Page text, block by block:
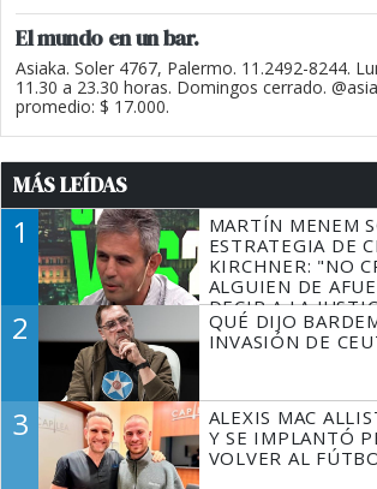
El mundo en un bar.
Asiaka. Soler 4767, Palermo. 11.2492-8244.
11.30 a 23.30 horas. Domingos cerrado.
promedio: $ 17.000.
MÁS LEÍDAS
1
MARTÍN MENEM
ESTRATEGIA DE
KIRCHNER: "NO
ALGUIEN DE
DECIR A LA
TIENE QUE
2
QUÉ DIJO
INVASIÓN DE
3
ALEXIS MAC
Y SE IMPLANTÓ
VOLVER AL